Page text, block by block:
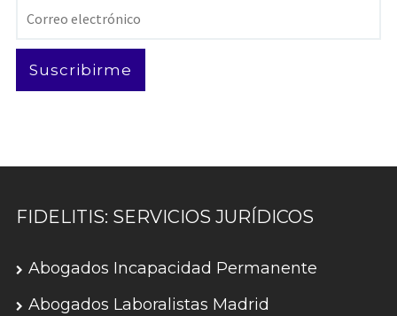
Correo
Suscribirme
FIDELITIS: SERVICIOS JURÍDICOS
Abogados Incapacidad Permanente
Abogados Laboralistas Madrid